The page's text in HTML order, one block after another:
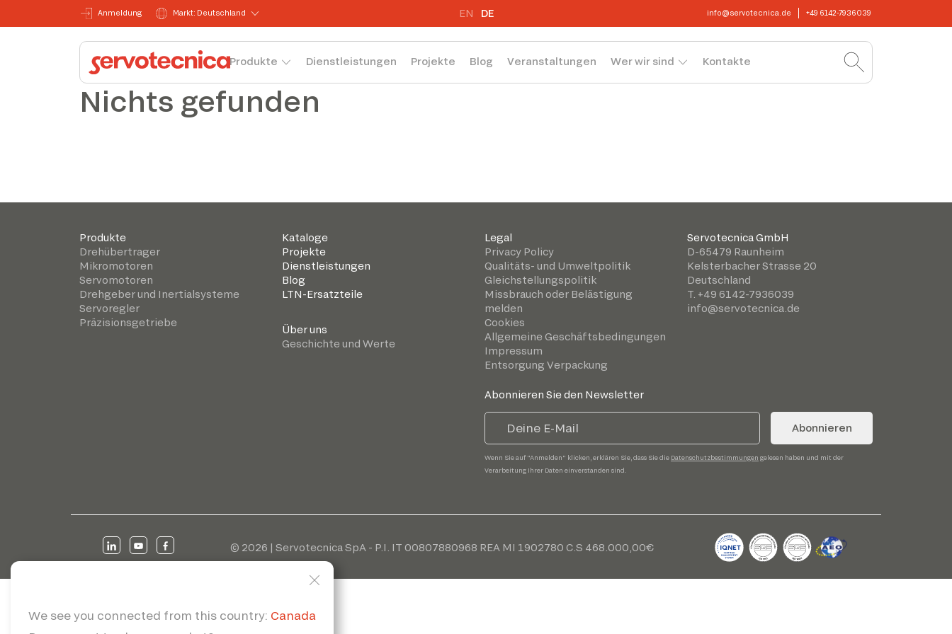
Anmeldung Markt: Deutschland EN DE info@servotecnica.de +49 6142-7936039
Produkte Dienstleistungen Projekte Blog Veranstaltungen Wer wir sind Kontakte
Nichts gefunden
Produkte
Drehübertrager
Mikromotoren
Servomotoren
Drehgeber und Inertialsysteme
Servoregler
Präzisionsgetriebe
Kataloge
Projekte
Dienstleistungen
Blog
LTN-Ersatzteile
Über uns
Geschichte und Werte
Legal
Privacy Policy
Qualitäts- und Umweltpolitik
Gleichstellungspolitik
Missbrauch oder Belästigung
melden
Cookies
Allgemeine Geschäftsbedingungen
Impressum
Entsorgung Verpackung
Servotecnica GmbH
D-65479 Raunheim
Kelsterbacher Strasse 20
Deutschland
T. +49 6142-7936039
info@servotecnica.de
Abonnieren Sie den Newsletter
Abonnieren
Wenn Sie auf "Anmelden" klicken, erklären Sie, dass Sie die Datenschutzbestimmungen gelesen haben und mit der
Verarbeitung Ihrer Daten einverstanden sind.
© 2026 | Servotecnica SpA - P.I. IT 00807880968 REA MI 1902780 C.S 468.000,00€